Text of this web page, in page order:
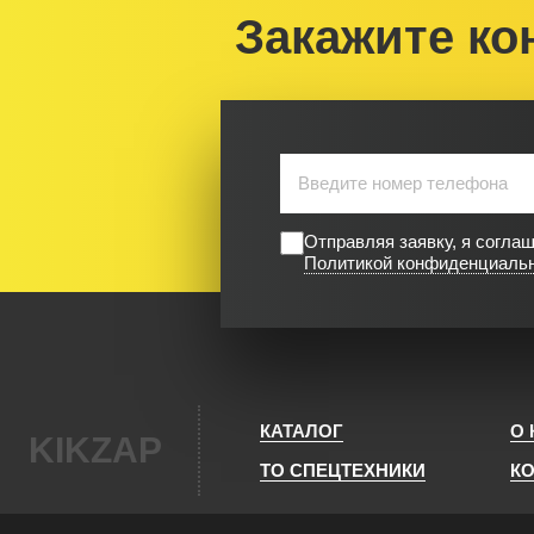
Закажите
Отправляя заявку, я
Политикой
KIKZAP КАТАЛОГ
О
ТО СПЕЦТЕХНИКИ